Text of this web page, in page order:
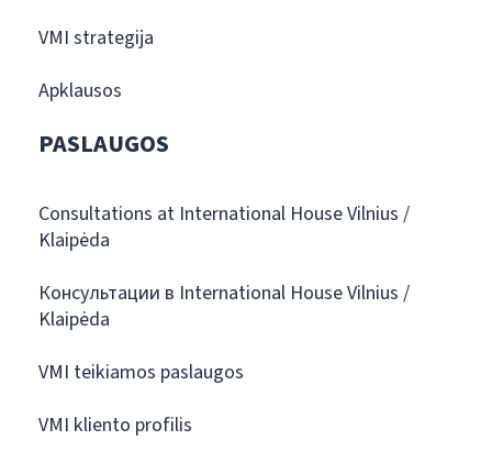
VMI strategija
Apklausos
PASLAUGOS
Consultations at International House Vilnius /
Klaipėda
Консультации в International House Vilnius /
Klaipėda
VMI teikiamos paslaugos
VMI kliento profilis